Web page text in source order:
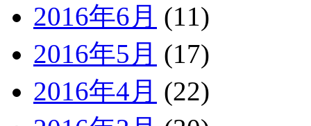
2016年6月 (11)
2016年5月 (17)
2016年4月 (22)